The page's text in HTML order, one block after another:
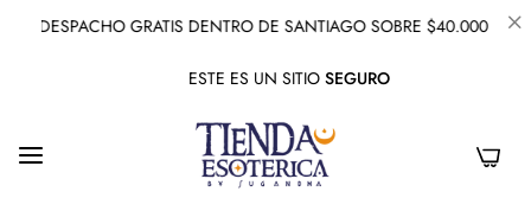
DESPACHO GRATIS DENTRO DE SANTIAGO SOBRE $40.000
ESTE ES UN SITIO SEGURO